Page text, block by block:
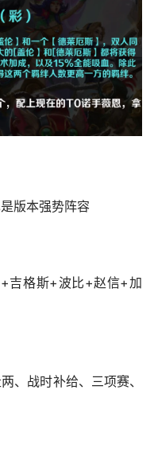
版本强势阵容
吉格斯+波比+赵信+加
、战时补给、三项赛、